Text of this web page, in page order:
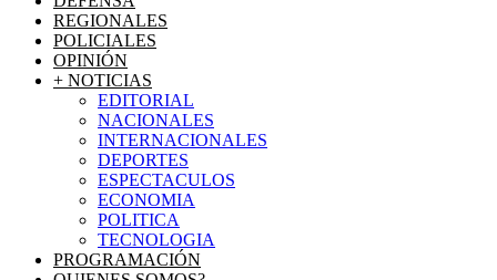
REGIONALES
POLICIALES
OPINIÓN
+ NOTICIAS
EDITORIAL
NACIONALES
INTERNACIONALES
DEPORTES
ESPECTACULOS
ECONOMIA
POLITICA
TECNOLOGIA
PROGRAMACIÓN